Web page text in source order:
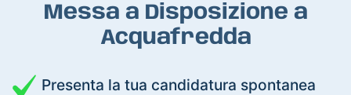
Messa a Disposizione a
Acquafredda
Presenta la tua candidatura spontanea